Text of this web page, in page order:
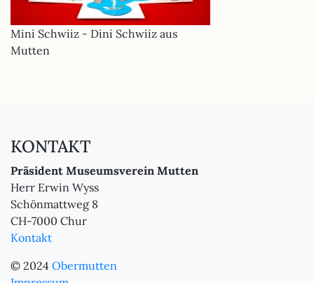
Mini Schwiiz - Dini Schwiiz aus
Mutten
KONTAKT
Präsident Museumsverein Mutten
Herr Erwin Wyss
Schönmattweg 8
CH-7000 Chur
Kontakt
© 2024 Obermutten